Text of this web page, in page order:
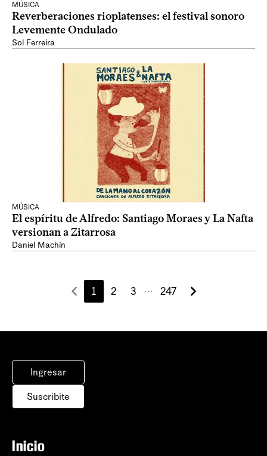
MÚSICA
Reverberaciones rioplatenses: el festival sonoro
Levemente Ondulado
Sol Ferreira
MÚSICA
El espíritu de Alfredo: Santiago Moraes y La Nafta
versionan a Zitarrosa
Daniel Machín
1 2 3 ⋯ 247
Ingresar
Suscribite
Inicio